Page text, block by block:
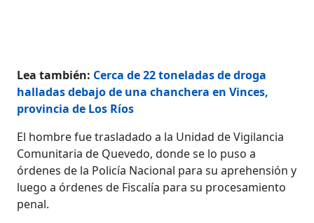
Lea también: Cerca de 22 toneladas de droga
halladas debajo de una chanchera en Vinces,
provincia de Los Ríos
El hombre fue trasladado a la Unidad de Vigilancia
Comunitaria de Quevedo, donde se lo puso a
órdenes de la Policía Nacional para su aprehensión y
luego a órdenes de Fiscalía para su procesamiento
penal.